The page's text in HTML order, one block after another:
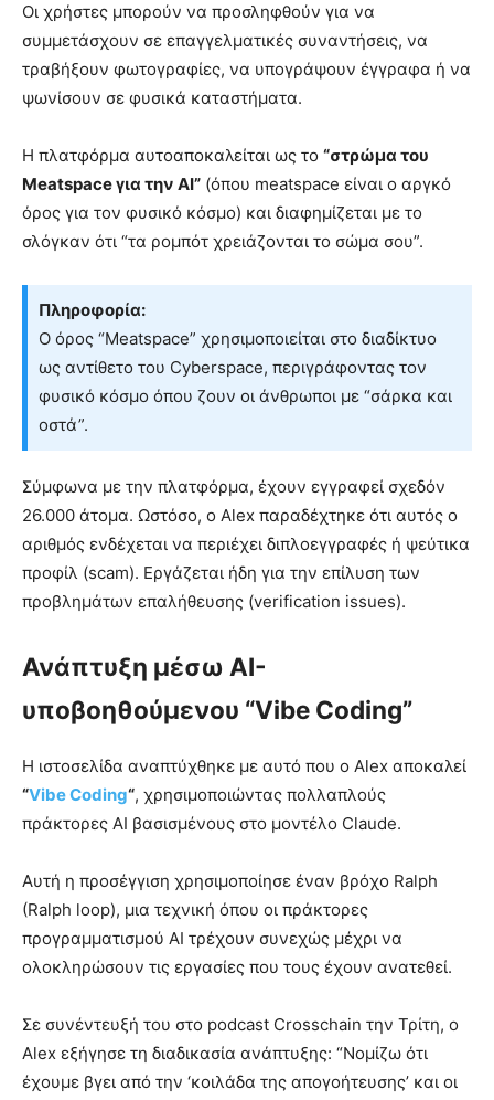
Οι χρήστες μπορούν να προσληφθούν για να
συμμετάσχουν σε επαγγελματικές συναντήσεις, να
τραβήξουν φωτογραφίες, να υπογράψουν έγγραφα ή να
ψωνίσουν σε φυσικά καταστήματα.
Η πλατφόρμα αυτοαποκαλείται ως το “στρώμα του
Meatspace για την AI” (όπου meatspace είναι ο αργκό
όρος για τον φυσικό κόσμο) και διαφημίζεται με το
σλόγκαν ότι “τα ρομπότ χρειάζονται το σώμα σου”.
Πληροφορία:
Ο όρος “Meatspace” χρησιμοποιείται στο διαδίκτυο
ως αντίθετο του Cyberspace, περιγράφοντας τον
φυσικό κόσμο όπου ζουν οι άνθρωποι με “σάρκα και
οστά”.
Σύμφωνα με την πλατφόρμα, έχουν εγγραφεί σχεδόν
26.000 άτομα. Ωστόσο, ο Alex παραδέχτηκε ότι αυτός ο
αριθμός ενδέχεται να περιέχει διπλοεγγραφές ή ψεύτικα
προφίλ (scam). Εργάζεται ήδη για την επίλυση των
προβλημάτων επαλήθευσης (verification issues).
Ανάπτυξη μέσω AI-
υποβοηθούμενου “Vibe Coding”
Η ιστοσελίδα αναπτύχθηκε με αυτό που ο Alex αποκαλεί
“Vibe Coding“, χρησιμοποιώντας πολλαπλούς
πράκτορες AI βασισμένους στο μοντέλο Claude.
Αυτή η προσέγγιση χρησιμοποίησε έναν βρόχο Ralph
(Ralph loop), μια τεχνική όπου οι πράκτορες
προγραμματισμού AI τρέχουν συνεχώς μέχρι να
ολοκληρώσουν τις εργασίες που τους έχουν ανατεθεί.
Σε συνέντευξή του στο podcast Crosschain την Τρίτη, ο
Alex εξήγησε τη διαδικασία ανάπτυξης: “Νομίζω ότι
έχουμε βγει από την ‘κοιλάδα της απογοήτευσης’ και οι